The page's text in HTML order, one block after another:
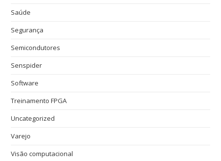
Saúde
Segurança
Semicondutores
Senspider
Software
Treinamento FPGA
Uncategorized
Varejo
Visão computacional